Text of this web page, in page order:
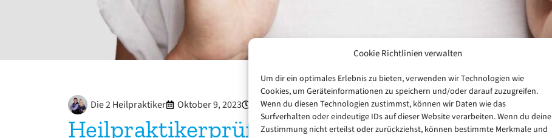
Cookie Richtlinien verwalten
Um dir ein optimales Erlebnis zu bieten, verwenden wir Technologien wie
Cookies, um Geräteinformationen zu speichern und/oder darauf zuzugreifen.
Wenn du diesen Technologien zustimmst, können wir Daten wie das
Surfverhalten oder eindeutige IDs auf dieser Website verarbeiten. Wenn du deine
Zustimmung nicht erteilst oder zurückziehst, können bestimmte Merkmale und
Die 2 Heilpraktiker Oktober 9, 2023 10:15
Heilpraktikerprüfung am 11. Oktober 2023